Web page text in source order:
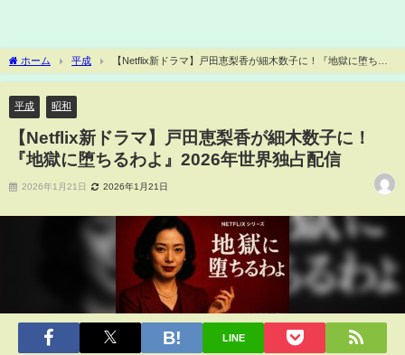
ホーム 平成
【Netflix新ドラマ】戸田恵梨香が細木数子に！『地獄に堕ちる
わよ』2026年世界独占配信
平成 昭和
【Netflix新ドラマ】戸田恵梨香が細木数子に！
『地獄に堕ちるわよ』2026年世界独占配信
2026年1月21日 2026年1月21日
LINE